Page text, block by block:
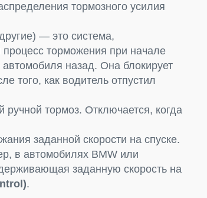
тормозного усилия
— это система,
торможения при начале
назад. Она блокирует
того, как водитель отпустил
ручной тормоз. Отключается, когда
заданной скорости на спуске.
в автомобилях BMW или
заданную скорость на
.